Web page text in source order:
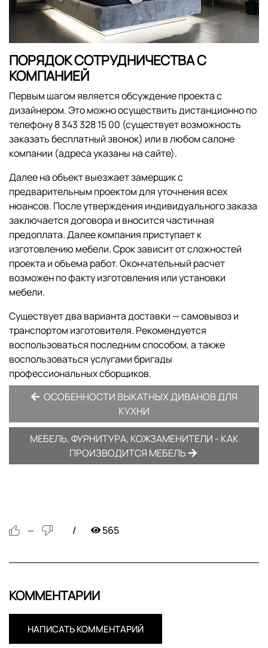
ПОРЯДОК СОТРУДНИЧЕСТВА С
КОМПАНИЕЙ
Первым шагом является обсуждение проекта с
дизайнером. Это можно осуществить дистанционно по
телефону 8 343 328 15 00 (существует возможность
заказать бесплатный звонок) или в любом салоне
компании (адреса указаны на сайте).
Далее на объект выезжает замерщик с
предварительным проектом для уточнения всех
нюансов. После утверждения индивидуального заказа
заключается договора и вносится частичная
предоплата. Далее компания приступает к
изготовлению мебели. Срок зависит от сложностей
проекта и объема работ. Окончательный расчет
возможен по факту изготовления или установки
мебели.
Существует два варианта доставки — самовывоз и
транспортом изготовителя. Рекомендуется
воспользоваться последним способом, а также
воспользоваться услугами бригады
профессиональных сборщиков.
ОСОБЕННОСТИ ВЫКАТНЫХ ДИВАНОВ ДЛЯ
КУХНИ
МЕБЕЛЬ, ФУРНИТУРА, КОЖЗАМЕНИТЕЛИ - КАК
ПРОИЗВОДИТСЯ МЕБЕЛЬ
— 565
КОММЕНТАРИИ
НАПИСАТЬ КОММЕНТАРИЙ